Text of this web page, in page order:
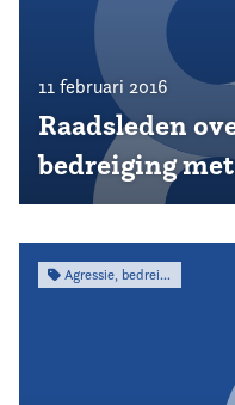
11 februari 2016
Raadsleden
bedreiging
Agressie, bedreiging & intimidatie